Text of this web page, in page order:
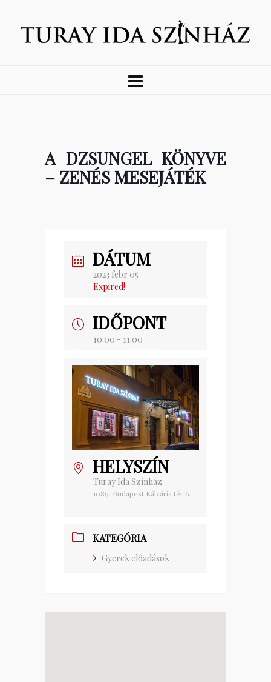
A DZSUNGEL KÖNYVE
– ZENÉS MESEJÁTÉK
DÁTUM
2023 febr 05
Expired!
IDŐPONT
10:00 - 11:00
HELYSZÍN
Turay Ida Színház
1089. Budapest Kálvária tér 6.
KATEGÓRIA
Gyerek előadások